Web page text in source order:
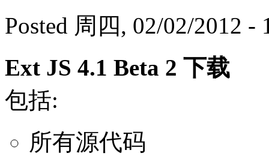
Posted 周四, 02/02/2012 -
Ext JS 4.1 Beta 2 下载
包括:
所有源代码